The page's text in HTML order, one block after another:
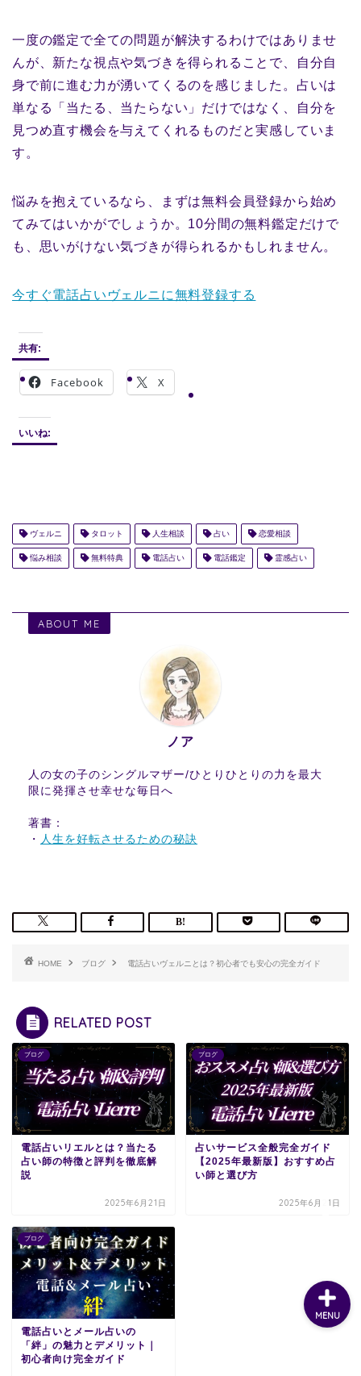
一度の鑑定で全ての問題が解決するわけではありませ
んが、新たな視点や気づきを得られることで、自分自
身で前に進む力が湧いてくるのを感じました。占いは
単なる「当たる、当たらない」だけではなく、自分を
見つめ直す機会を与えてくれるものだと実感していま
す。
悩みを抱えているなら、まずは無料会員登録から始め
てみてはいかがでしょうか。10分間の無料鑑定だけで
も、思いがけない気づきが得られるかもしれません。
今すぐ電話占いヴェルニに無料登録する
共有:
Facebook X
いいね:
ヴェルニ タロット 人生相談 占い 恋愛相談
悩み相談 無料特典 電話占い 電話鑑定 霊感占い
ABOUT ME
ノア
人の女の子のシングルマザー/ひとりひとりの力を最大
限に発揮させ幸せな毎日へ
著書：
・ 人生を好転させるための秘訣
HOME ブログ 電話占いヴェルニとは？初心者でも安心の完全ガイド
RELATED POST
ブログ
電話占いリエルとは？当たる
占い師の特徴と評判を徹底解
説
2025年6月21日
ブログ
占いサービス全般完全ガイド
【2025年最新版】おすすめ占
い師と選び方
2025年6月21日
ブログ
電話占いとメール占いの
「絆」の魅力とデメリット｜
初心者向け完全ガイド
MENU